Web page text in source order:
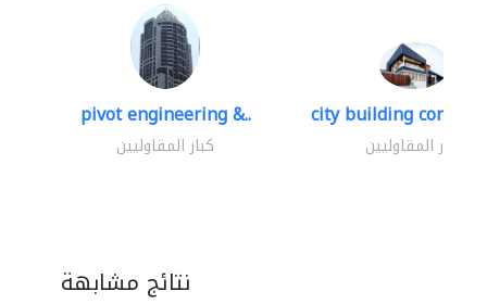
pivot engineering &..
كبار المقاوليين
city building
كبار المقاوليين
نتائج مشابهة